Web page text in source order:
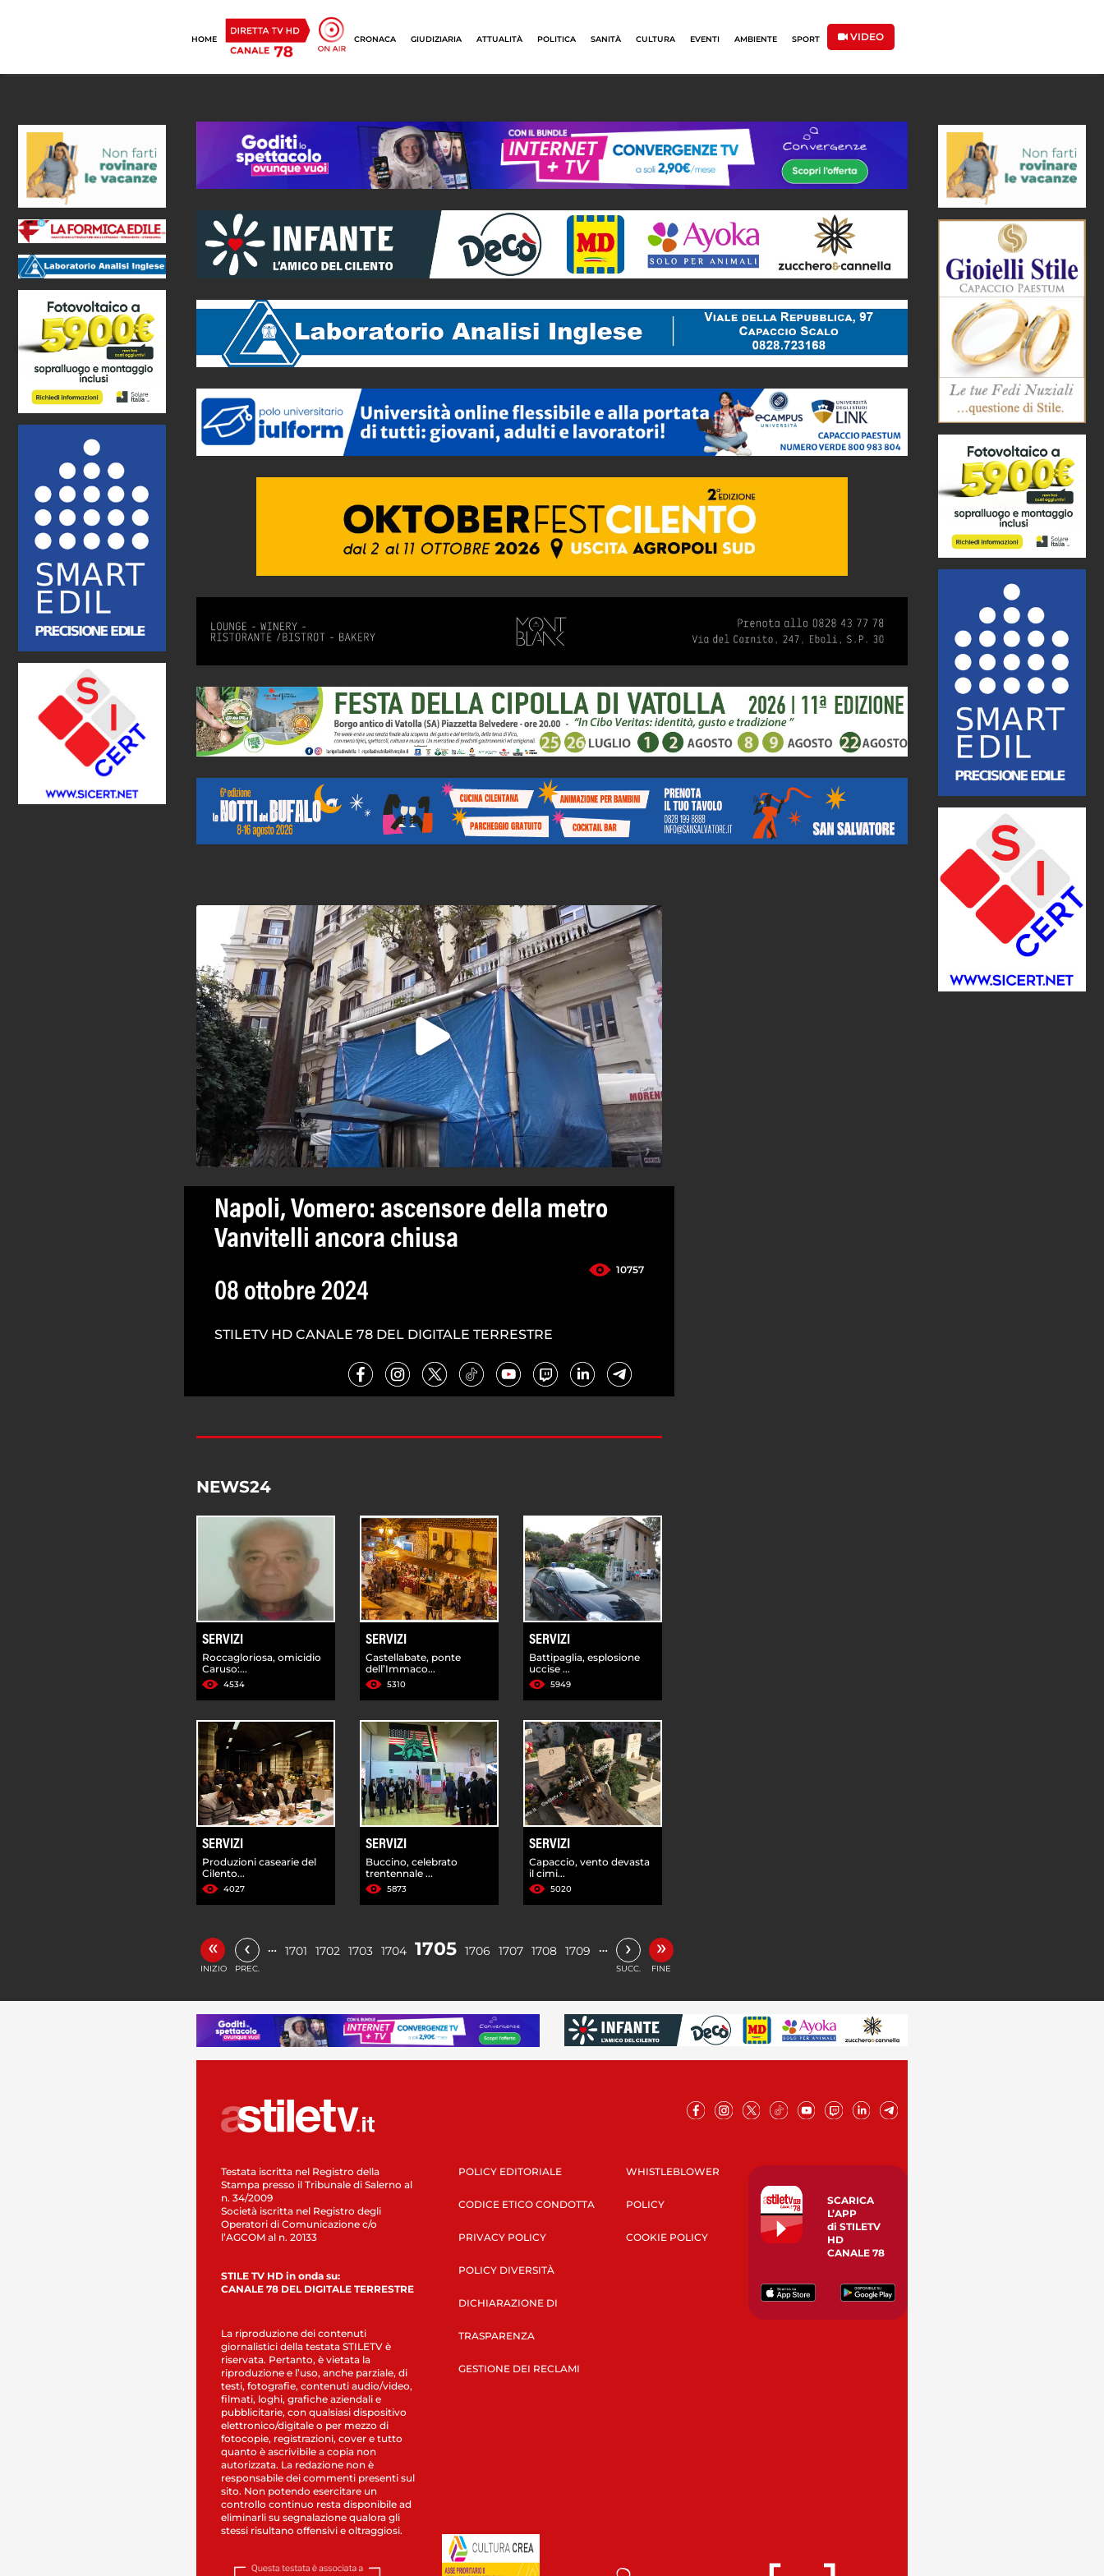
HOME CRONACA GIUDIZIARIA ATTUALITÀ POLITICA SANITÀ CULTURA EVENTI AMBIENTE SPORT VIDEO
Napoli, Vomero: ascensore della metro
Vanvitelli ancora chiusa
10757
08 ottobre 2024
STILETV HD CANALE 78 DEL DIGITALE TERRESTRE
NEWS24
SERVIZI
Roccagloriosa, omicidio
Caruso:...
4534
SERVIZI
Castellabate, ponte
dell’Immaco...
5310
SERVIZI
Battipaglia, esplosione
uccise ...
5949
SERVIZI
Produzioni casearie del
Cilento...
4027
SERVIZI
Buccino, celebrato
trentennale ...
5873
SERVIZI
Capaccio, vento devasta
il cimi...
5020
«
INIZIO
‹
PREC.
… 1701 1702 1703 1704 1705 1706 1707 1708 1709 … ›
SUCC.
»
FINE
Testata iscritta nel Registro della
Stampa presso il Tribunale di Salerno al
n. 34/2009
Società iscritta nel Registro degli
Operatori di Comunicazione c/o
l’AGCOM al n. 20133
STILE TV HD in onda su:
CANALE 78 DEL DIGITALE TERRESTRE
La riproduzione dei contenuti
giornalistici della testata STILETV è
riservata. Pertanto, è vietata la
riproduzione e l’uso, anche parziale, di
testi, fotografie, contenuti audio/video,
filmati, loghi, grafiche aziendali e
pubblicitarie, con qualsiasi dispositivo
elettronico/digitale o per mezzo di
fotocopie, registrazioni, cover e tutto
quanto è ascrivibile a copia non
autorizzata. La redazione non è
responsabile dei commenti presenti sul
sito. Non potendo esercitare un
controllo continuo resta disponibile ad
eliminarli su segnalazione qualora gli
stessi risultano offensivi e oltraggiosi.
POLICY EDITORIALE
CODICE ETICO CONDOTTA
PRIVACY POLICY
POLICY DIVERSITÀ
DICHIARAZIONE DI
TRASPARENZA
GESTIONE DEI RECLAMI
WHISTLEBLOWER
POLICY
COOKIE POLICY
SCARICA
L’APP
di STILETV
HD
CANALE 78